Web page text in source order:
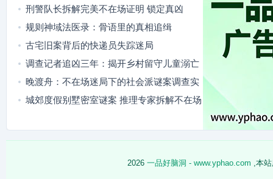
刑警队长拆解完美不在场证明 锁定真凶
规则神域法医录：骨语里的真相追缉
古宅旧案背后的快递员失踪迷局
调查记者追凶三年：揭开乡村留守儿童溺亡
案背后的真相
晚渡舟：不在场迷局下的社会派谜案调查实
录
城郊度假别墅密室谜案 推理专家拆解不在场
2026 一品好脑洞 - www.yphao.com ,本